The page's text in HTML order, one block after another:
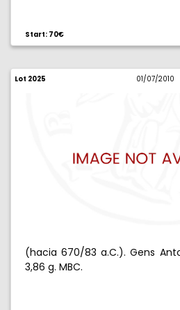
Start: 70€
Lot 2025 01/07/2010
(hacia 670/83 a.C.). Gens
3,86 g. MBC.